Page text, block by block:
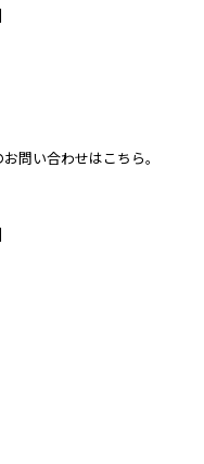
問い合わせはこちら。